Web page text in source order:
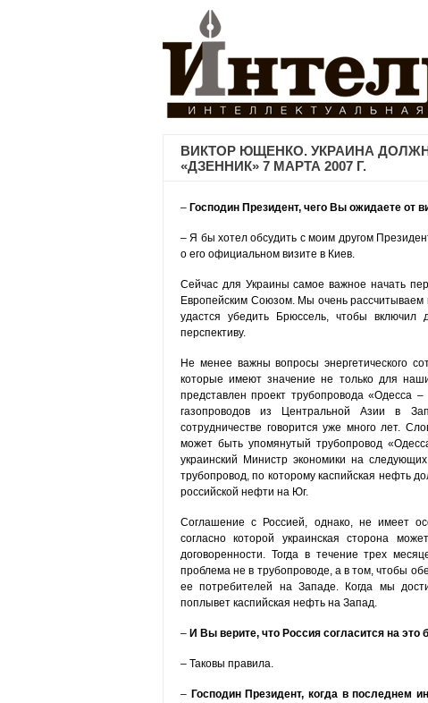
ВИКТОР ЮЩЕНКО. УКРАИНА
«ДЗЕННИК» 7 МАРТА 2007 Г.
– Господин Президент, чего Вы ожидаете от
– Я бы хотел обсудить с моим другом
о его официальном визите в Киев.
Сейчас для Украины самое важное начать
Европейским Союзом. Мы очень рассчитываем
удастся убедить Брюссель, чтобы включил
перспективу.
Не менее важны вопросы энергетического
которые имеют значение не только для
представлен проект трубопровода «Одесса
газопроводов из Центральной Азии в
сотрудничестве говорится уже много лет.
может быть упомянутый трубопровод
украинский Министр экономики на
трубопровод, по которому каспийская нефть
российской нефти на Юг.
Соглашение с Россией, однако, не имеет
согласно которой украинская сторона
договоренности. Тогда в течение трех
проблема не в трубопроводе, а в том, чтобы
ее потребителей на Западе. Когда мы
поплывет каспийская нефть на Запад.
– И Вы верите, что Россия согласится на это
– Таковы правила.
– Господин Президент, когда в последнем